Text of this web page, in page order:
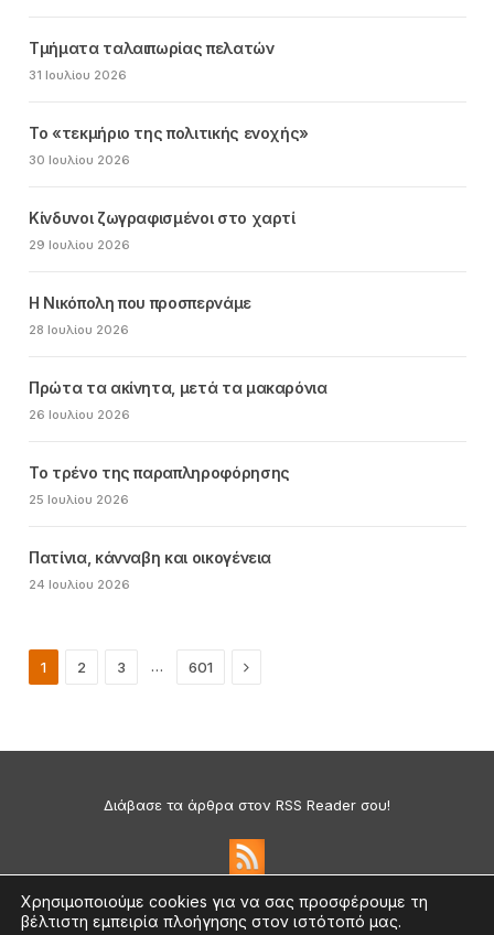
Τμήματα ταλαιπωρίας πελατών
31 Ιουλίου 2026
Το «τεκμήριο της πολιτικής ενοχής»
30 Ιουλίου 2026
Κίνδυνοι ζωγραφισμένοι στο χαρτί
29 Ιουλίου 2026
Η Νικόπολη που προσπερνάμε
28 Ιουλίου 2026
Πρώτα τα ακίνητα, μετά τα μακαρόνια
26 Ιουλίου 2026
Το τρένο της παραπληροφόρησης
25 Ιουλίου 2026
Πατίνια, κάνναβη και οικογένεια
24 Ιουλίου 2026
1 2 3 … 601 Next
Διάβασε τα άρθρα στον RSS Reader σου!
Χρησιμοποιούμε cookies για να σας προσφέρουμε τη
βέλτιστη εμπειρία πλοήγησης στον ιστότοπό μας.